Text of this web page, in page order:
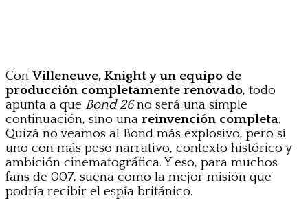
ConVilleneuve, Knight y un equipo de
producción completamente renovado, todo
apunta a que Bond 26no será una simple
continuación, sino una reinvención completa.
Quizá no veamos al Bond más explosivo, pero sí
uno con más peso narrativo, contexto histórico y
ambición cinematográfica. Y eso, para muchos
fans de 007, suena como la mejor misión que
podría recibir el espía británico.